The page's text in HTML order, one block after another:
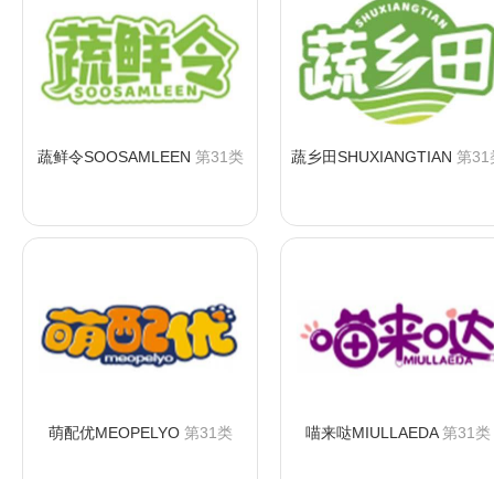
蔬鲜令SOOSAMLEEN 第31类 蔬乡田SHUXIANGTIAN 第31
萌配优MEOPELYO第31类 喵来哒MIULLAEDA第31类